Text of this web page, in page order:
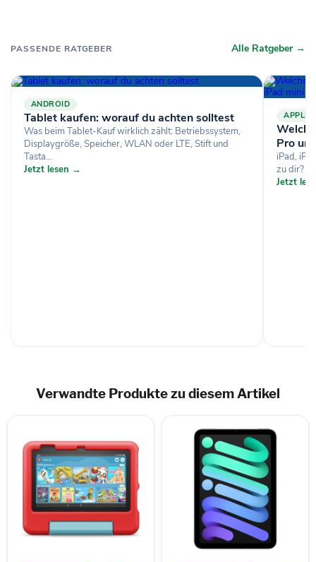
PASSENDE RATGEBER Alle Ratgeber →
ANDROID
Tablet kaufen: worauf du achten solltest
Was beim Tablet-Kauf wirklich zählt: Betriebssystem,
Displaygröße, Speicher, WLAN oder LTE, Stift und
Tasta...
Jetzt lesen →
APPLE
Pro
iPad,
zu dir?
Jetzt
Verwandte Produkte zu diesem Artikel